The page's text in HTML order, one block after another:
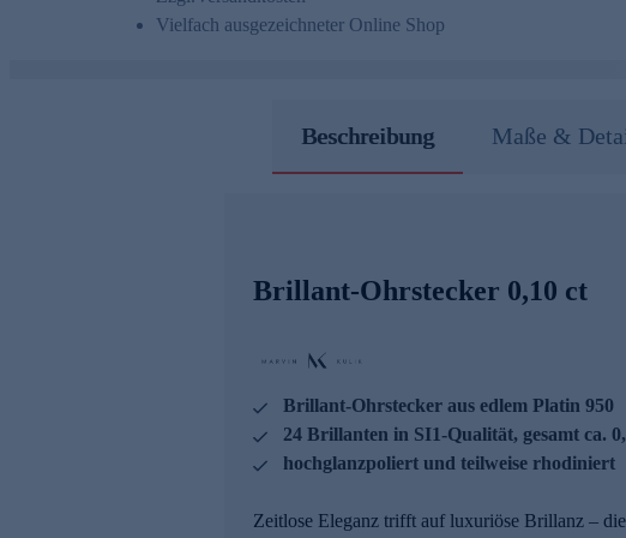
Vielfach ausgezeichneter Online Shop
Beschreibung Maße &
Brillant-Ohrstecker 0,10 ct
Brillant-Ohrstecker aus edlem Platin 950
24 Brillanten in SI1-Qualität, gesamt ca.
hochglanzpoliert und teilweise rhodiniert
Zeitlose Eleganz trifft auf luxuriöse Brillanz –